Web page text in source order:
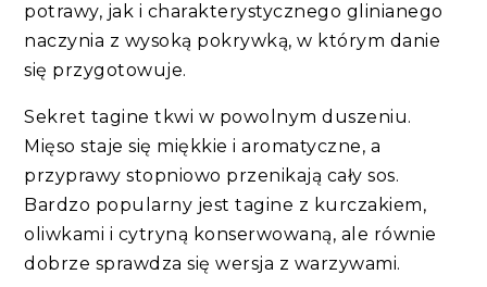
potrawy, jak i charakterystycznego glinianego
naczynia z wysoką pokrywką, w którym danie
się przygotowuje.
Sekret tagine tkwi w powolnym duszeniu.
Mięso staje się miękkie i aromatyczne, a
przyprawy stopniowo przenikają cały sos.
Bardzo popularny jest tagine z kurczakiem,
oliwkami i cytryną konserwowaną, ale równie
dobrze sprawdza się wersja z warzywami.